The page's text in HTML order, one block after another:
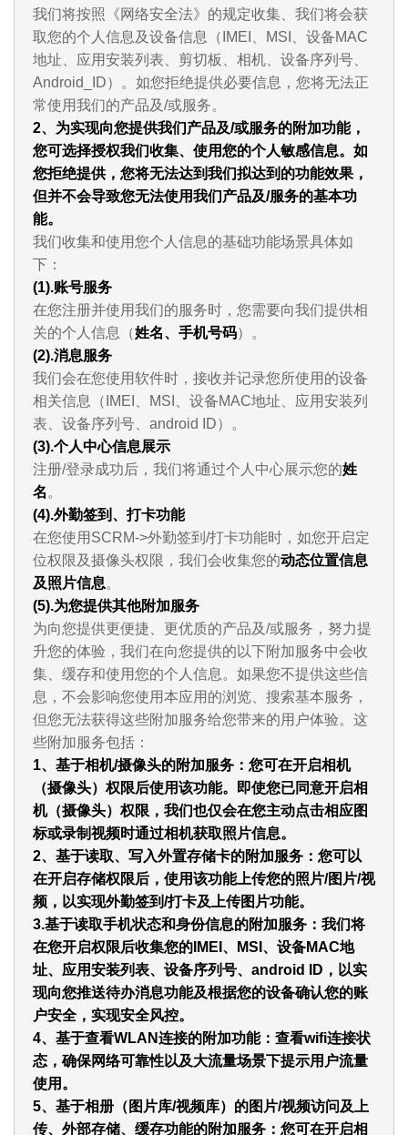
我们将按照《网络安全法》的规定收集、我们将会获
取您的个人信息及设备信息（IMEI、MSI、设备MAC
地址、应用安装列表、剪切板、相机、设备序列号、
Android_ID）。如您拒绝提供必要信息，您将无法正
常使用我们的产品及/或服务。
2、为实现向您提供我们产品及/或服务的附加功能，
您可选择授权我们收集、使用您的个人敏感信息。如
您拒绝提供，您将无法达到我们拟达到的功能效果，
但并不会导致您无法使用我们产品及/服务的基本功
能。
我们收集和使用您个人信息的基础功能场景具体如
下：
(1).账号服务
在您注册并使用我们的服务时，您需要向我们提供相
关的个人信息（姓名、手机号码）。
(2).消息服务
我们会在您使用软件时，接收并记录您所使用的设备
相关信息（IMEI、MSI、设备MAC地址、应用安装列
表、设备序列号、android ID）。
(3).个人中心信息展示
注册/登录成功后，我们将通过个人中心展示您的姓
名 。
(4).外勤签到、打卡功能
在您使用SCRM->外勤签到/打卡功能时，如您开启定
位权限及摄像头权限，我们会收集您的动态位置信息
及照片信息。
(5).为您提供其他附加服务
为向您提供更便捷、更优质的产品及/或服务，努力提
升您的体验，我们在向您提供的以下附加服务中会收
集、缓存和使用您的个人信息。如果您不提供这些信
息，不会影响您使用本应用的浏览、搜索基本服务，
但您无法获得这些附加服务给您带来的用户体验。这
些附加服务包括：
1、基于相机/摄像头的附加服务：您可在开启相机
（摄像头）权限后使用该功能。即使您已同意开启相
机（摄像头）权限，我们也仅会在您主动点击相应图
标或录制视频时通过相机获取照片信息。
2、基于读取、写入外置存储卡的附加服务：您可以
在开启存储权限后，使用该功能上传您的照片/图片/视
频，以实现外勤签到/打卡及上传图片功能。
3.基于读取手机状态和身份信息的附加服务：我们将
在您开启权限后收集您的IMEI、MSI、设备MAC地
址、应用安装列表、设备序列号、android ID，以实
现向您推送待办消息功能及根据您的设备确认您的账
户安全，实现安全风控。
4、基于查看WLAN连接的附加功能：查看wifi连接状
态，确保网络可靠性以及大流量场景下提示用户流量
使用。
5、基于相册（图片库/视频库）的图片/视频访问及上
传、外部存储、缓存功能的附加服务：您可在开启相